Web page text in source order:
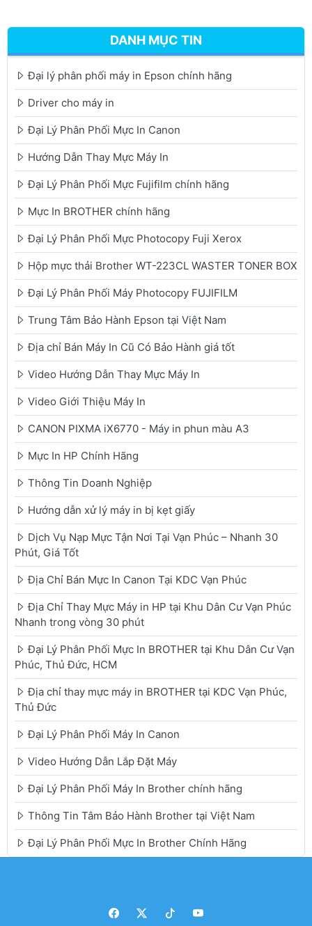
DANH MỤC TIN
Đại lý phân phối máy in Epson chính hãng
Driver cho máy in
Đại Lý Phân Phối Mực In Canon
Hướng Dẫn Thay Mực Máy In
Đại Lý Phân Phối Mực Fujifilm chính hãng
Mực In BROTHER chính hãng
Đại Lý Phân Phối Mực Photocopy Fuji Xerox
Hộp mực thải Brother WT-223CL WASTER TONER BOX
Đại Lý Phân Phối Máy Photocopy FUJIFILM
Trung Tâm Bảo Hành Epson tại Việt Nam
Địa chỉ Bán Máy In Cũ Có Bảo Hành giá tốt
Video Hướng Dẫn Thay Mực Máy In
Video Giới Thiệu Máy In
CANON PIXMA iX6770 - Máy in phun màu A3
Mực In HP Chính Hãng
Thông Tin Doanh Nghiệp
Hướng dẫn xử lý máy in bị kẹt giấy
Dịch Vụ Nạp Mực Tận Nơi Tại Vạn Phúc – Nhanh 30
Phút, Giá Tốt
Địa Chỉ Bán Mực In Canon Tại KDC Vạn Phúc
Địa Chỉ Thay Mực Máy in HP tại Khu Dân Cư Vạn Phúc
Nhanh trong vòng 30 phút
Đại Lý Phân Phối Mực In BROTHER tại Khu Dân Cư Vạn
Phúc, Thủ Đức, HCM
Địa chỉ thay mực máy in BROTHER tại KDC Vạn Phúc,
Thủ Đức
Đại Lý Phân Phối Máy In Canon
Video Hướng Dẫn Lắp Đặt Máy
Đại Lý Phân Phối Máy In Brother chính hãng
Thông Tin Tâm Bảo Hành Brother tại Việt Nam
Đại Lý Phân Phối Mực In Brother Chính Hãng